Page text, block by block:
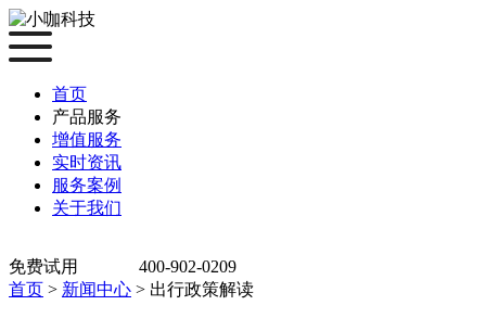
首页
产品服务
增值服务
实时资讯
服务案例
关于我们
免费试用
400-902-0209
首页 > 新闻中心 > 出行政策解读